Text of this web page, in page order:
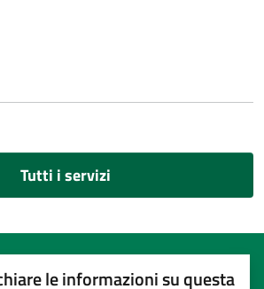
Tutti i servizi
le informazioni su questa